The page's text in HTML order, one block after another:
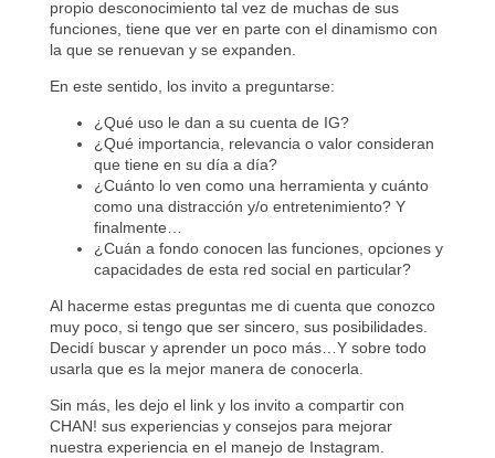
propio desconocimiento tal vez de muchas de sus
funciones, tiene que ver en parte con el dinamismo con
la que se renuevan y se expanden.
En este sentido, los invito a preguntarse:
¿Qué uso le dan a su cuenta de IG?
¿Qué importancia, relevancia o valor consideran
que tiene en su día a día?
¿Cuánto lo ven como una herramienta y cuánto
como una distracción y/o entretenimiento? Y
finalmente…
¿Cuán a fondo conocen las funciones, opciones y
capacidades de esta red social en particular?
Al hacerme estas preguntas me di cuenta que conozco
muy poco, si tengo que ser sincero, sus posibilidades.
Decidí buscar y aprender un poco más…Y sobre todo
usarla que es la mejor manera de conocerla.
Sin más, les dejo el link y los invito a compartir con
CHAN! sus experiencias y consejos para mejorar
nuestra experiencia en el manejo de Instagram.